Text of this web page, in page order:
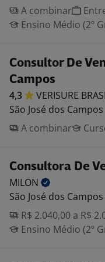
A combinar
Ensino Médio (2º
Consultor De
Campos
4,3 VERISURE
São José dos Campos
A combinar
Consultora De
MILON
São José dos Campos
R$ 2.040,00 a R$
Ensino Médio (2º